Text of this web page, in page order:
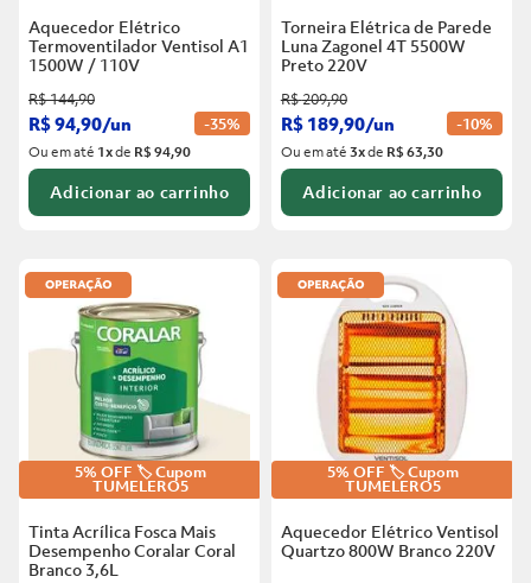
Aquecedor Elétrico
Termoventilador Ventisol A1
1500W / 110V
R$144,90
R$94,90/un -35%
Ou em até 1xde R$ 94,90
Adicionar ao carrinho
Torneira Elétrica de Parede
Luna Zagonel 4T 5500W
Preto 220V
R$209,90
R$ 189,90/un -10%
Ou em até3xde R$ 63,30
Adicionar ao carrinho
5% OFF 🏷️ Cupom
TUMELERO5
Tinta Acrílica Fosca Mais
Desempenho Coralar Coral
Branco 3,6L
5% OFF 🏷️ Cupom
TUMELERO5
Aquecedor Elétrico Ventisol
Quartzo 800W Branco 220V